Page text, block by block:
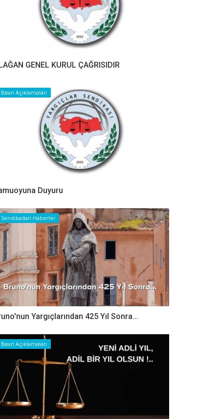
GENEL KURUL ÇAĞRISIDIR
Basın Açıklamaları
Duyuru
Sendikadan Haberler
Yargıçlarından 425 Yıl Sonra...
Basın Açıklamaları